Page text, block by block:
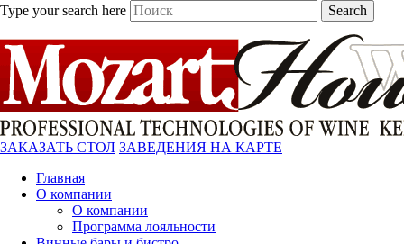
Type your search here Search
ЗАКАЗАТЬ СТОЛ ЗАВЕДЕНИЯ НА КАРТЕ
Главная
О компании
О компании
Программа лояльности